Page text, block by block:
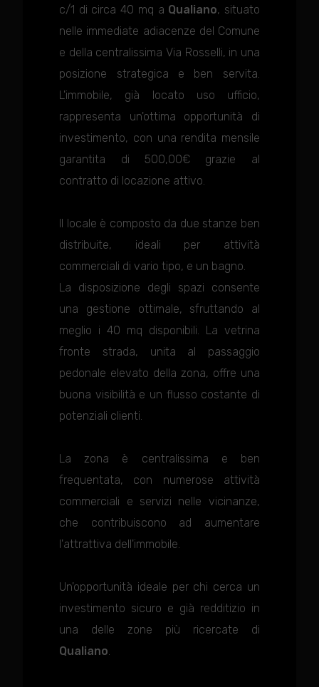
c/1 di circa 40 mq a Qualiano, situato
nelle immediate adiacenze del Comune
e della centralissima Via Rosselli, in una
posizione strategica e ben servita.
L'immobile, già locato uso ufficio,
rappresenta un'ottima opportunità di
investimento, con una rendita mensile
garantita di 500,00€ grazie al
contratto di locazione attivo.
Il locale è composto da due stanze ben
distribuite, ideali per attività
commerciali di vario tipo, e un bagno.
La disposizione degli spazi consente
una gestione ottimale, sfruttando al
meglio i 40 mq disponibili. La vetrina
fronte strada, unita al passaggio
pedonale elevato della zona, offre una
buona visibilità e un flusso costante di
potenziali clienti.
La zona è centralissima e ben
frequentata, con numerose attività
commerciali e servizi nelle vicinanze,
che contribuiscono ad aumentare
l'attrattiva dell'immobile.
Un'opportunità ideale per chi cerca un
investimento sicuro e già redditizio in
una delle zone più ricercate di
Qualiano.